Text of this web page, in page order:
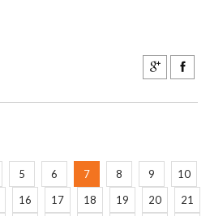
5 6 7 8 9
10
16 17 18 19 20
21